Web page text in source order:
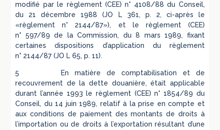
modifié par le règlement (CEE) n° 4108/88 du Conseil,
du 21 décembre 1988 (JO L 361, p. 2, ci-après le
«règlement n° 2144/87»), et le règlement (CEE)
n° 597/89 de la Commission, du 8 mars 1989, fixant
certaines dispositions d’application du règlement
n° 2144/87 (JO L 65, p. 11).
5 En matière de comptabilisation et de
recouvrement de la dette douanière, était applicable
durant l’année 1993 le règlement (CEE) n° 1854/89 du
Conseil, du 14 juin 1989, relatif à la prise en compte et
aux conditions de paiement des montants de droits à
l’importation ou de droits à l’exportation résultant d’une